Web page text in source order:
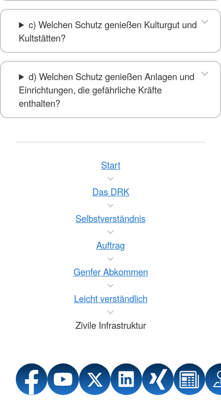
c) Welchen Schutz genießen Kulturgut und
Kultstätten?
d) Welchen Schutz genießen Anlagen und
Einrichtungen, die gefährliche Kräfte
enthalten?
Start
Das DRK
Selbstverständnis
Auftrag
Genfer Abkommen
Leicht verständlich
Zivile Infrastruktur